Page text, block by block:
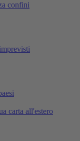
confini
carta all'estero